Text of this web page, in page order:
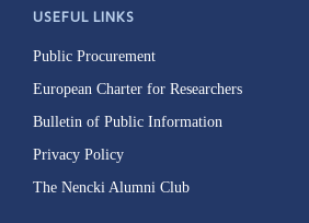
USEFUL LINKS
Public Procurement
European Charter for Researchers
Bulletin of Public Information
Privacy Policy
The Nencki Alumni Club